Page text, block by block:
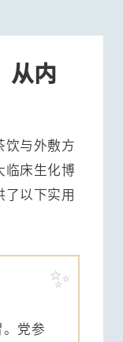
从内
饮与外敷方
临床生化博
了以下实用
党参